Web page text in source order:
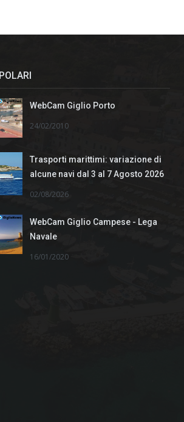
WebCam Giglio Porto
24/02/2010
Trasporti marittimi: variazione di
alcune navi dal 3 al 7 Agosto 2026
02/08/2026
WebCam Giglio Campese - Lega
Navale
16/01/2020